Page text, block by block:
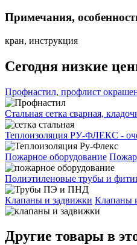
Примечания,
кран, инструкция
Сегодня низкие
Профнастил, профлист
Стальная сетка сварная,
Теплоизоляция РУ-ФЛЕКС -
Пожарное оборудование
Полиэтиленовые трубы и
Клапаны и задвижки Клапаны
Другие товары в